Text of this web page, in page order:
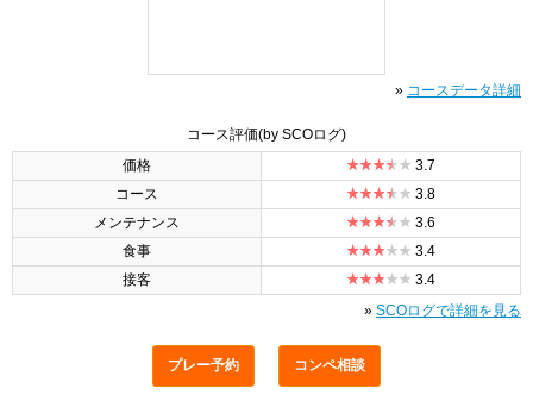
» コースデータ詳細
コース評価(by SCOログ)
価格
3.7
コース
3.8
メンテナンス
3.6
食事
3.4
接客
3.4
» SCOログで詳細を見る
プレー予約 コンペ相談